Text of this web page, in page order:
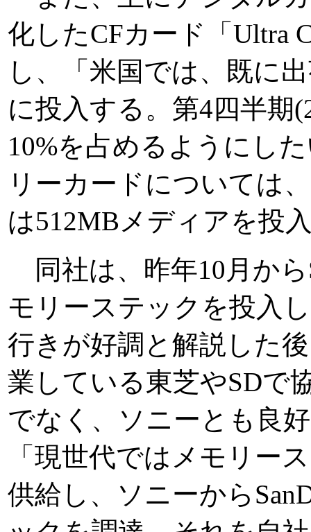
化したCFカード「Ultra
し、「米国では、既に
に投入する。第4四半期
10%を占めるようにし
リーカードについては
は512MBメディアを投
同社は、昨年10月か
モリーステックを投入
行きが好調と解説した
業している東芝やSDで
でなく、ソニーとも良
「現世代ではメモリー
供給し、ソニーから